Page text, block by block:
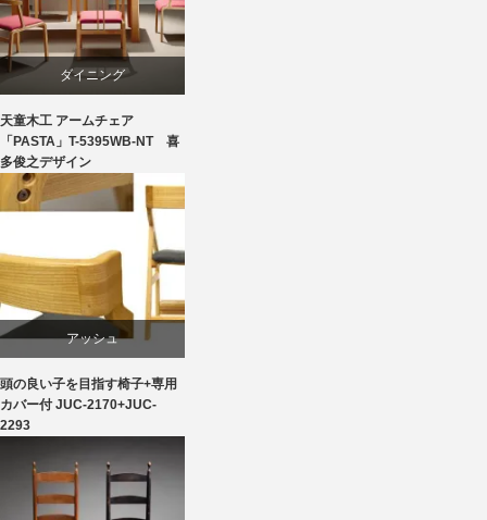
豊口克平
成形合板
椅子
ダイニング
ビーチ
国産
天童木工
椅子
天童木工 アームチェア
「PASTA」T-5395WB-NT 喜
多俊之デザイン
アッシュ
ダイニング
ライフスタイル
頭の良い子を目指す椅子+専用
カバー付 JUC-2170+JUC-
2293